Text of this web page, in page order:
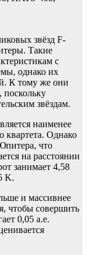
звёзд F-
Такие
с
однако их
К тому же они
звёздам.
наименее
квартета. Однако
что
на расстоянии
занимает 4,58
K.
и массивнее
чтобы совершить
0,05 а.е.